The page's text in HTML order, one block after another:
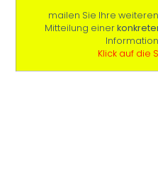
mailen Sie Ihre
Mitteilung einer
Klick auf die